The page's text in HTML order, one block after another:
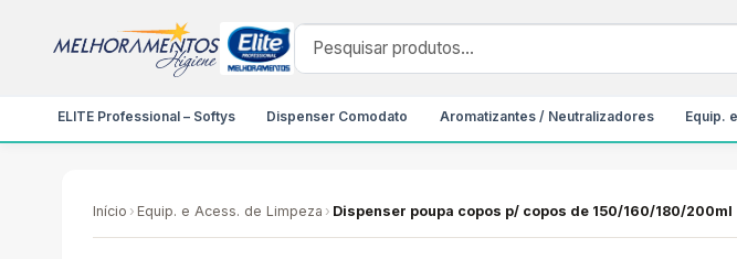
ELITE Professional – Softys Dispenser Comodato Aromatizantes / Neutralizadores Equip.
Início › Equip. e Acess. de Limpeza › Dispenser poupa copos p/ copos de 150/160/180/200ml